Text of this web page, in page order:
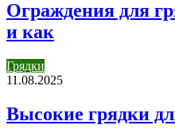
Ограждения для
и как
Грядки
11.08.2025
Высокие грядки